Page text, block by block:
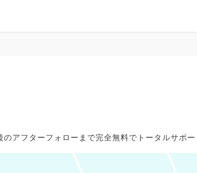
アフターフォローまで完全無料でトータルサポー